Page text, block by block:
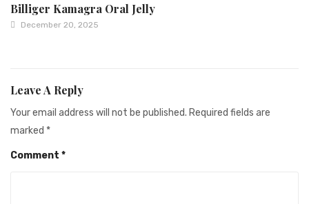
Billiger Kamagra Oral Jelly
December 20, 2025
Leave A Reply
Your email address will not be published. Required fields are
marked *
Comment *